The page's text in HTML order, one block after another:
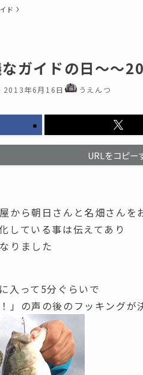
ド
ガイドの日～～
2013年6月16日 うえんつ
URLをコピー
から朝日さんと名畑さんを
している事は伝えてあり
りました
入って5分ぐらいで
」の声の後のフッキングが